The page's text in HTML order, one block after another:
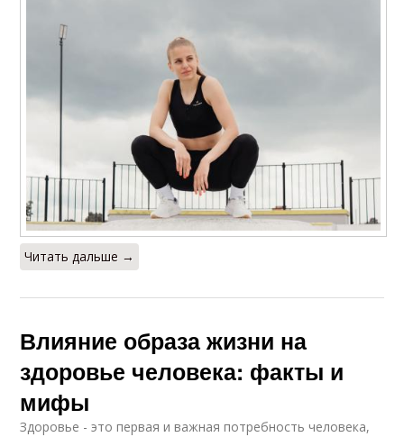
Читать дальше →
Влияние образа жизни на
здоровье человека: факты и
мифы
Здоровье - это первая и важная потребность человека,